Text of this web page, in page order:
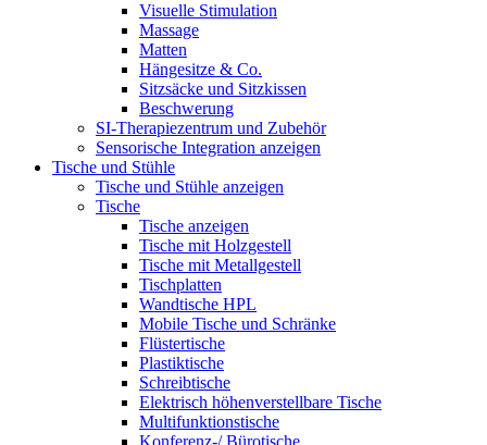
Visuelle Stimulation
Massage
Matten
Hängesitze & Co.
Sitzsäcke und Sitzkissen
Beschwerung
SI-Therapiezentrum und Zubehör
Sensorische Integration anzeigen
Tische und Stühle
Tische und Stühle anzeigen
Tische
Tische anzeigen
Tische mit Holzgestell
Tische mit Metallgestell
Tischplatten
Wandtische HPL
Mobile Tische und Schränke
Flüstertische
Plastiktische
Schreibtische
Elektrisch höhenverstellbare Tische
Multifunktionstische
Konferenz-/ Bürotische